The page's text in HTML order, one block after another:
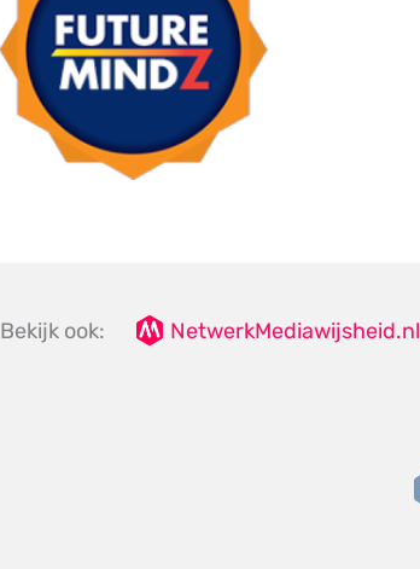
Bekijk ook: NetwerkMediawijsheid.nl